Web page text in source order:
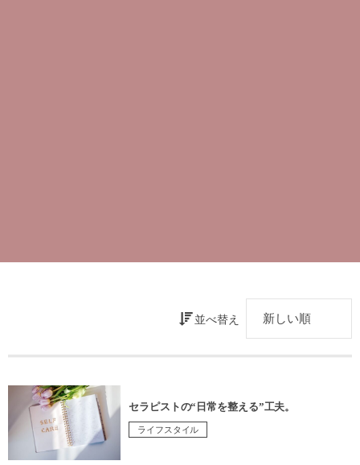
並べ替え
セラピストの“日常を整える”工夫。
ライフスタイル